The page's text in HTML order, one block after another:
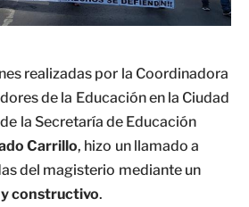
realizadas por la Coordinadora
de la Educación en la Ciudad
la Secretaría de Educación
Carrillo, hizo un llamado a
del magisterio mediante un
constructivo.